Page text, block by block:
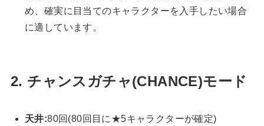
め、確実に目当てのキャラクターを入手したい場合
に適しています。
2. チャンスガチャ(CHANCE)モード
天井:80回(80回目に★5キャラクターが確定)